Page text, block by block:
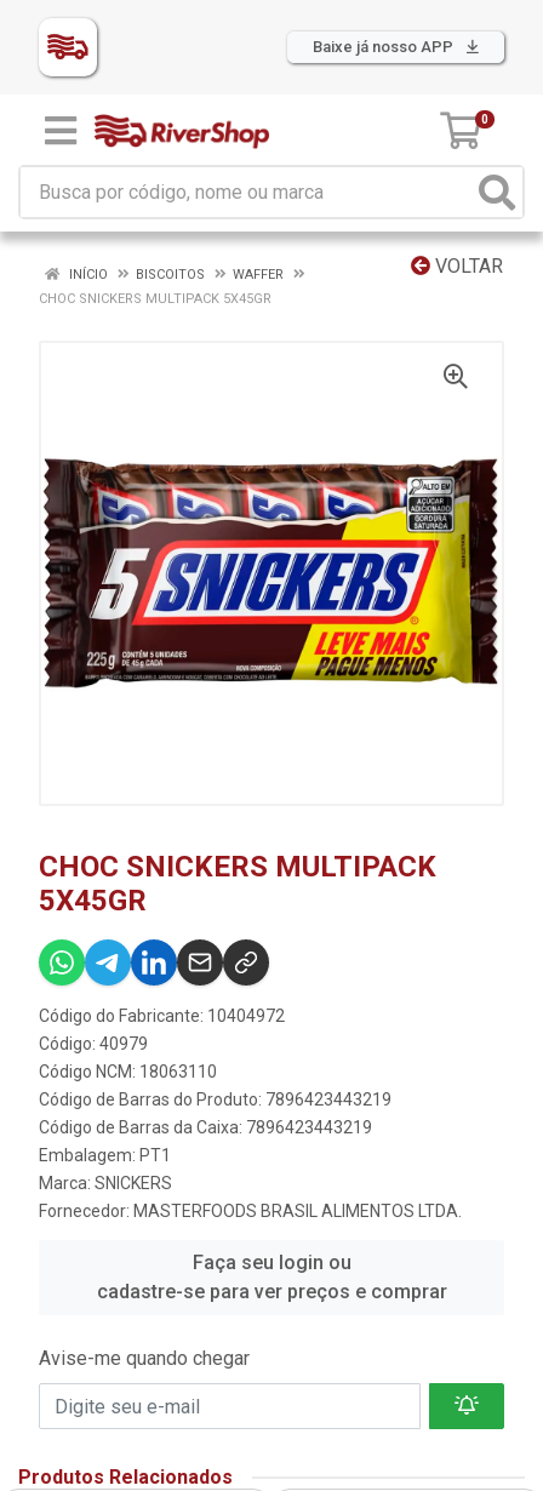
Baixe já nosso APP
0
VOLTAR
INÍCIO BISCOITOS
WAFFER
CHOC SNICKERS MULTIPACK 5X45GR
CHOC SNICKERS MULTIPACK
5X45GR
Código do Fabricante: 10404972
Código: 40979
Código NCM: 18063110
Código de Barras do Produto: 7896423443219
Código de Barras da Caixa: 7896423443219
Embalagem: PT1
Marca: SNICKERS
Fornecedor: MASTERFOODS BRASIL ALIMENTOS LTDA.
Faça seu login ou
cadastre-se para ver preços e comprar
Avise-me quando chegar
Produtos Relacionados